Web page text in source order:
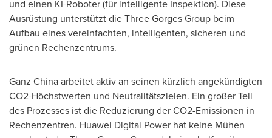
und einen KI-Roboter (für intelligente Inspektion). Diese
Ausrüstung unterstützt die Three Gorges Group beim
Aufbau eines vereinfachten, intelligenten, sicheren und
grünen Rechenzentrums.
Ganz Chinaarbeitet aktiv an seinen kürzlich angekündigten
CO2-Höchstwerten und Neutralitätszielen. Ein großer Teil
des Prozesses ist die Reduzierung der CO2-Emissionen in
Rechenzentren. Huawei Digital Power hat keine Mühen